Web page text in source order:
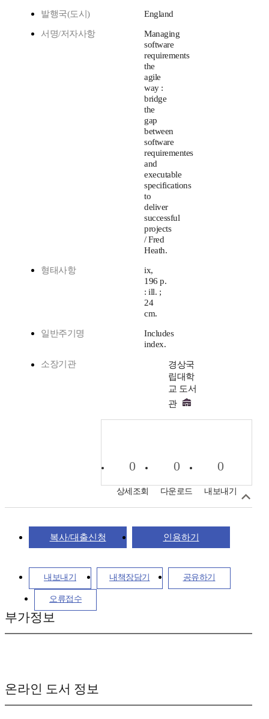
발행국(도시) England
서명/저자사항
Managing
software
requirements
the
agile
way :
bridge
the
gap
between
software
requirementes
and
executable
specifications
to
deliver
successful
projects
/ Fred
Heath.
형태사항
ix,
196 p.
: ill. ;
24
cm.
일반주기명
Includes
index.
소장기관
경상국
립대학
교 도서
관
0
상세조회
0
다운로드
0
내보내기
복사/대출신청 인용하기
내보내기 내책장담기 공유하기
오류접수
부가정보
온라인 도서 정보